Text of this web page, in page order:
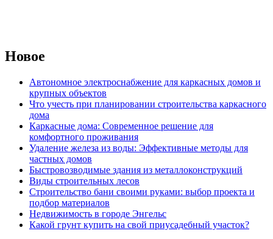
Новое
Автономное электроснабжение для каркасных домов и
крупных объектов
Что учесть при планировании строительства каркасного
дома
Каркасные дома: Современное решение для
комфортного проживания
Удаление железа из воды: Эффективные методы для
частных домов
Быстровозводимые здания из металлоконструкций
Виды строительных лесов
Строительство бани своими руками: выбор проекта и
подбор материалов
Недвижимость в городе Энгельс
Какой грунт купить на свой приусадебный участок?